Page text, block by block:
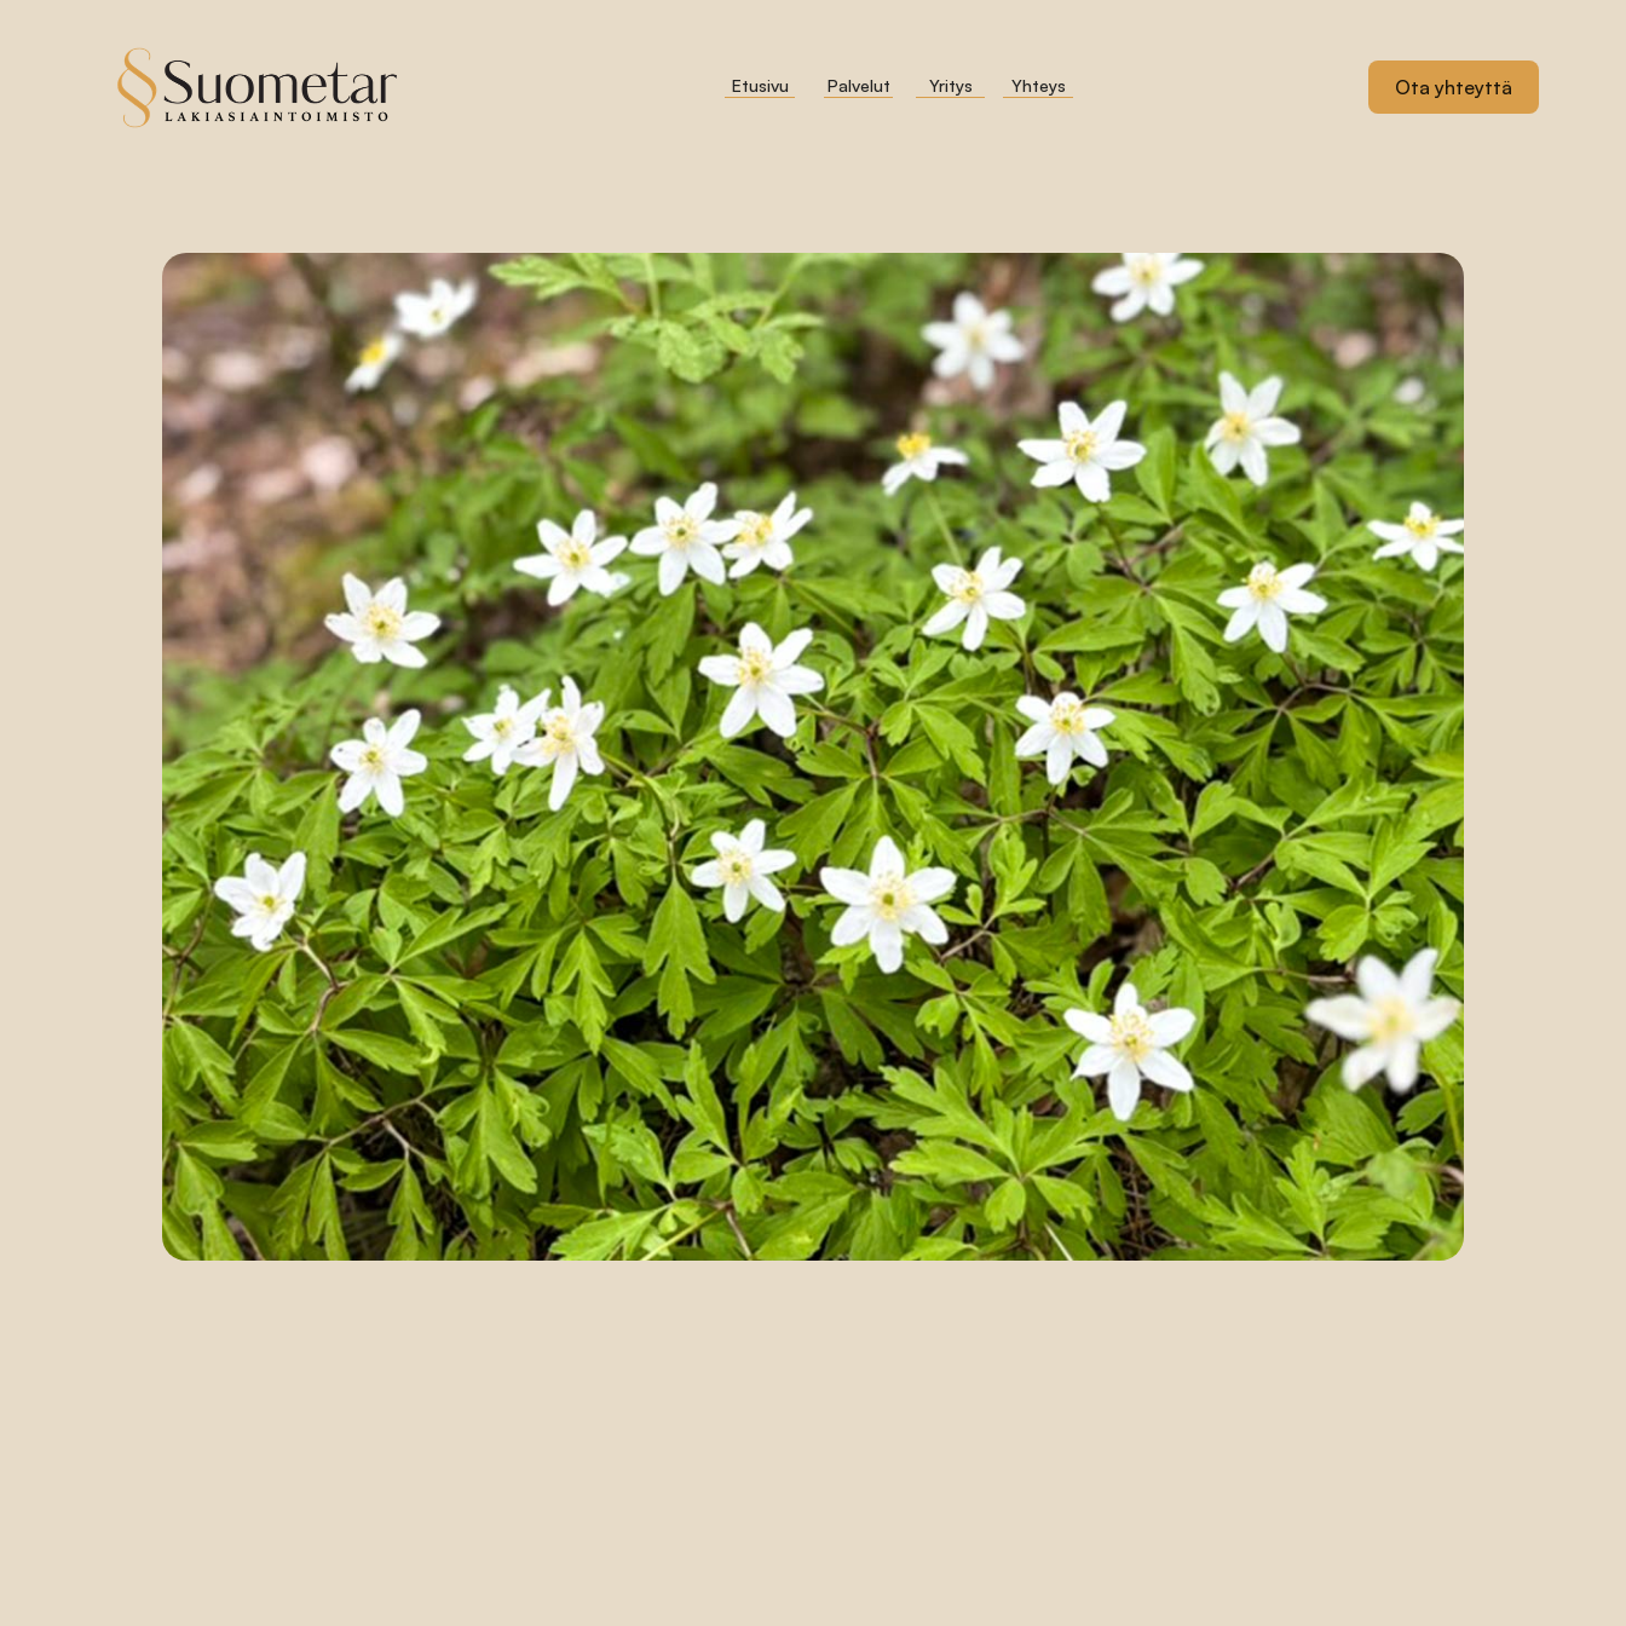
Etusivu Palvelut Yritys Yhteys Ota yhteyttä